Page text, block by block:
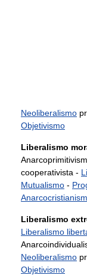
Neoliberalismo
Objetivismo
Liberalismo
cooperativista -
Mutualismo -
Liberalismo
Liberalismo
Neoliberalismo
Objetivismo